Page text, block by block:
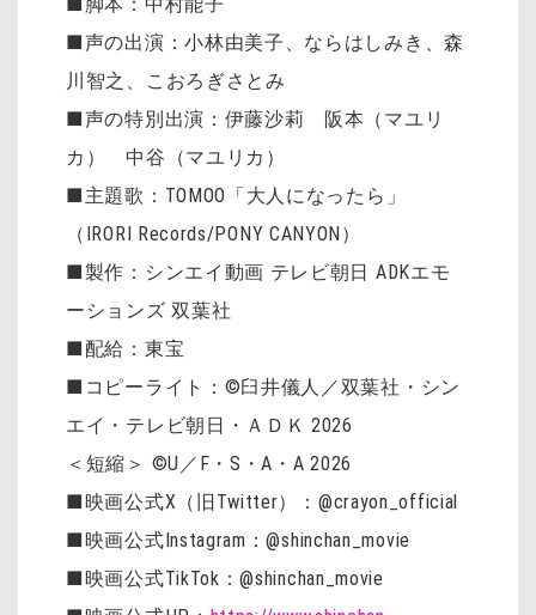
■声の出演：小林由美子、ならはしみき、森
川智之、こおろぎさとみ
■声の特別出演：伊藤沙莉 阪本（マユリ
カ） 中谷（マユリカ）
■主題歌：TOMOO「大人になったら」
（IRORI Records/PONY CANYON）
■製作：シンエイ動画 テレビ朝日 ADKエモ
ーションズ 双葉社
■配給：東宝
■コピーライト：©臼井儀人／双葉社・シン
エイ・テレビ朝日・ＡＤＫ 2026
＜短縮＞ ©U／F・S・A・A 2026
■映画公式X（旧Twitter）：@crayon_official
■映画公式Instagram：@shinchan_movie
■映画公式TikTok：@shinchan_movie